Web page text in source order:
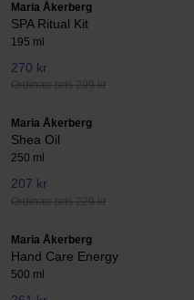
Maria Åkerberg
SPA Ritual Kit
195 ml
270 kr
Ordinær pris 299 kr
Maria Åkerberg
Shea Oil
250 ml
207 kr
Ordinær pris 229 kr
Maria Åkerberg
Hand Care Energy
500 ml